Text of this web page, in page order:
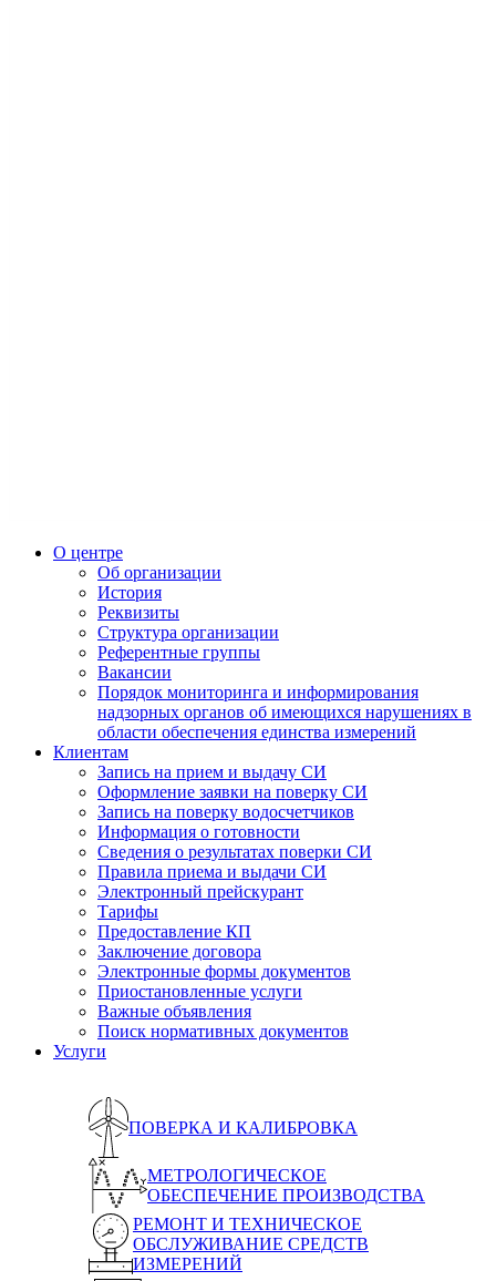
О центре
Об организации
История
Реквизиты
Структура организации
Референтные группы
Вакансии
Порядок мониторинга и информирования
надзорных органов об имеющихся нарушениях в
области обеспечения единства измерений
Клиентам
Запись на прием и выдачу СИ
Оформление заявки на поверку СИ
Запись на поверку водосчетчиков
Информация о готовности
Сведения о результатах поверки СИ
Правила приема и выдачи СИ
Электронный прейскурант
Тарифы
Предоставление КП
Заключение договора
Электронные формы документов
Приостановленные услуги
Важные объявления
Поиск нормативных документов
Услуги
ПОВЕРКА И КАЛИБРОВКА
МЕТРОЛОГИЧЕСКОЕ
ОБЕСПЕЧЕНИЕ ПРОИЗВОДСТВА
РЕМОНТ И ТЕХНИЧЕСКОЕ
ОБСЛУЖИВАНИЕ СРЕДСТВ
ИЗМЕРЕНИЙ